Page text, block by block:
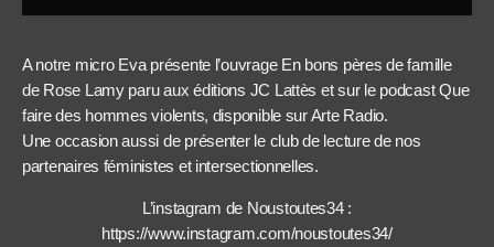
A notre micro Eva présente l’ouvrage En bons pères de famille
de Rose Lamy paru aux éditions JC Lattès et sur le podcast Que
faire des hommes violents, disponible sur Arte Radio.
Une occasion aussi de présenter le club de lecture de nos
partenaires féministes et intersectionnelles.
L’instagram de Noustoutes34 :
https://www.instagram.com/noustoutes34/